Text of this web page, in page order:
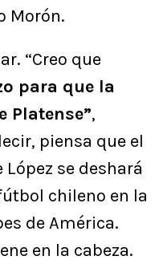
Morón.
“Creo que
para que la
Platense”,
piensa que el
se deshará
chileno en la
de América.
en la cabeza.